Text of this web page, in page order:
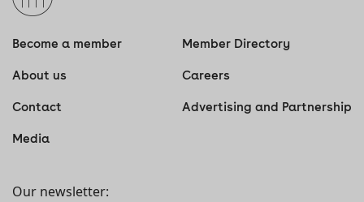
Become a member Member Directory
About us Careers
Contact Advertising and Partnership
Media
Our newsletter: